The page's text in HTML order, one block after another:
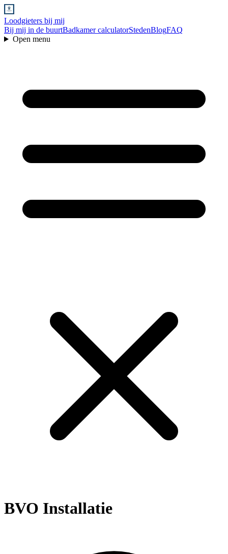
Loodgieters bij mij
Bij mij in de buurtBadkamer calculatorStedenBlogFAQ
Open menu
BVO Installatie